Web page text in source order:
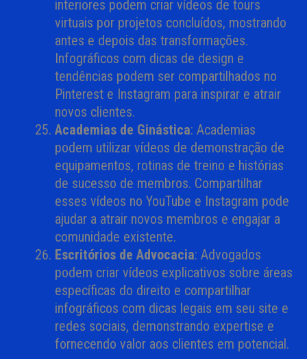
interiores podem criar vídeos de tours
virtuais por projetos concluídos, mostrando
antes e depois das transformações.
Infográficos com dicas de design e
tendências podem ser compartilhados no
Pinterest e Instagram para inspirar e atrair
novos clientes.
Academias de Ginástica: Academias
podem utilizar vídeos de demonstração de
equipamentos, rotinas de treino e histórias
de sucesso de membros. Compartilhar
esses vídeos no YouTube e Instagram pode
ajudar a atrair novos membros e engajar a
comunidade existente.
Escritórios de Advocacia: Advogados
podem criar vídeos explicativos sobre áreas
específicas do direito e compartilhar
infográficos com dicas legais em seu site e
redes sociais, demonstrando expertise e
fornecendo valor aos clientes em potencial.